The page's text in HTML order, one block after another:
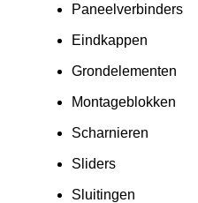
Paneelverbinders
Eindkappen
Grondelementen
Montageblokken
Scharnieren
Sliders
Sluitingen